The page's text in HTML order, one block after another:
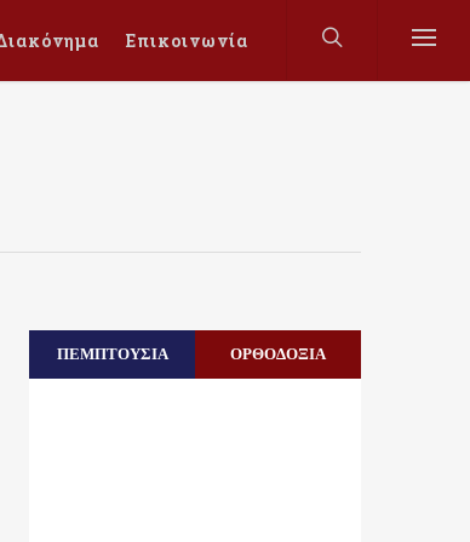
Επικοινωνία
ΠΕΜΠΤΟΥΣΙΑ ΟΡΘΟΔΟΞΙΑ